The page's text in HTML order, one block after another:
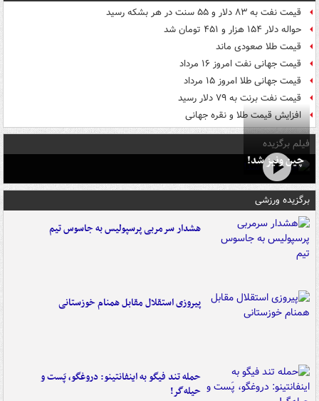
قیمت نفت به ۸۳ دلار و ۵۵ سنت در هر بشکه رسید
حواله دلار ۱۵۴ هزار و ۴۵۱ تومان شد
قیمت طلا صعودی ماند
قیمت جهانی نفت امروز ۱۶ مرداد
قیمت جهانی طلا امروز ۱۵ مرداد
قیمت نفت برنت به ۷۹ دلار رسید
افزایش قیمت طلا و نقره جهانی
فیلم برگزیده
چین ونیز شد!
برگزیده ورزشی
هشدار سرمربی پرسپولیس به جاسوس تیم
پیروزی استقلال مقابل همنام خوزستانی
حمله تند فیگو به اینفانتینو: دروغگو، پَست‌ و
حیله‌گر!